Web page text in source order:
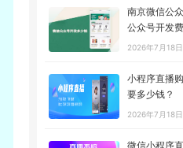
南京微信公
公众号开发
2026年7月18日
小程序直播
要多少钱？
2026年7月18日
微信小程序